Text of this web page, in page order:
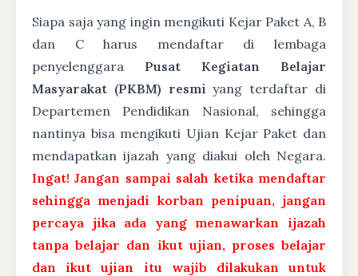
Siapa saja yang ingin mengikuti Kejar Paket A, B
dan C harus mendaftar di lembaga
penyelenggara Pusat Kegiatan Belajar
Masyarakat (PKBM) resmi yang terdaftar di
Departemen Pendidikan Nasional, sehingga
nantinya bisa mengikuti Ujian Kejar Paket dan
mendapatkan ijazah yang diakui oleh Negara.
Ingat! Jangan sampai salah ketika mendaftar
sehingga menjadi korban penipuan, jangan
percaya jika ada yang menawarkan ijazah
tanpa belajar dan ikut ujian, proses belajar
dan ikut ujian itu wajib dilakukan untuk